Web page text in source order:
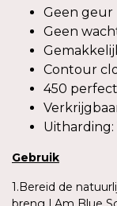
Geen geur
Geen
Contour
450
Uitharding:
Gebruik
1.Bereid de